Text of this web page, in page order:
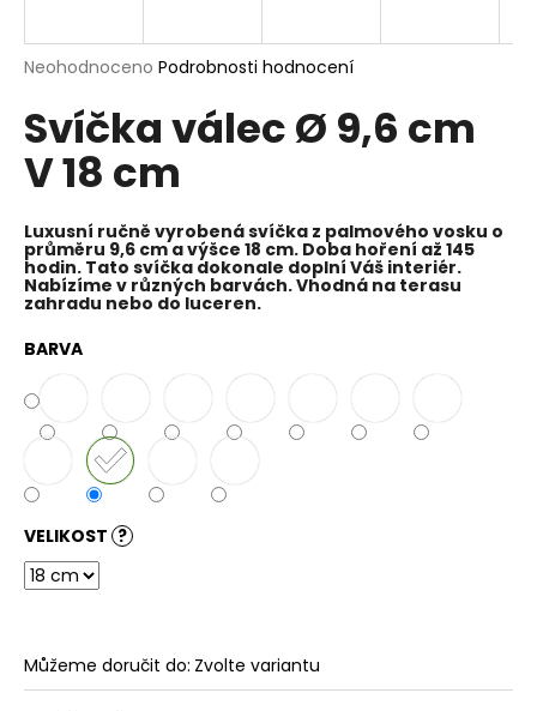
Průměrné
produktu
je
0,0
z
hvězdiček.
Neohodnoceno Podrobnosti hodnocení
Svíčka válec Ø 9,6 cm
V 18 cm
Luxusní ručně vyrobená svíčka z palmového vosku o
průměru 9,6 cm a výšce 18 cm. Doba hoření až 145
hodin. Tato svíčka dokonale doplní Váš interiér.
Nabízíme v různých barvách. Vhodná na terasu
zahradu nebo do luceren.
BARVA
VELIKOST ?
Můžeme doručit do: Zvolte variantu
j
t
?
HLEDAT
D
o
p
o
r
č
u
j
e